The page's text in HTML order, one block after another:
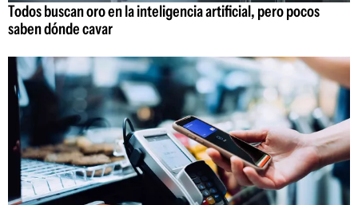
Todos buscan oro en la inteligencia artificial, pero pocos
saben dónde cavar